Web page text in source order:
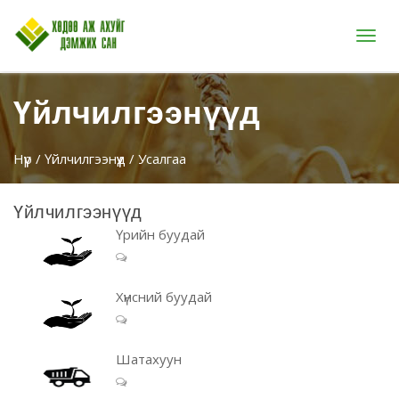
Цэс
Үйлчилгээнүүд
Нүүр / Үйлчилгээнүүд / Усалгаа
Үйлчилгээнүүд
Үрийн буудай
Хүнсний буудай
Шатахуун